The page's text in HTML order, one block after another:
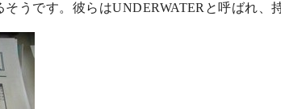
うです。彼らはUNDERWATERと呼ばれ、